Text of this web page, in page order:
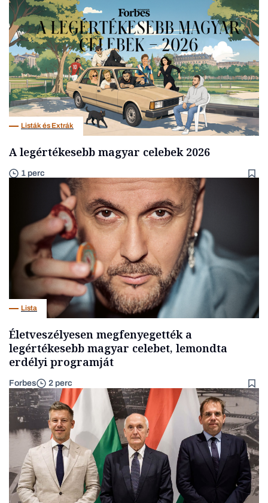
Listák és Extrák
A legértékesebb magyar celebek 2026
1 perc
Lista
Életveszélyesen megfenyegették a
legértékesebb magyar celebet, lemondta
erdélyi programját
Forbes 2 perc